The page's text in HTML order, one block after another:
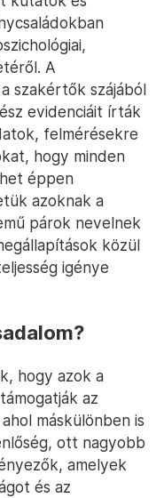
A
szakértők szájából
evidenciáit írták
felmérésekre
hogy minden
éppen
azoknak a
párok nevelnek
közül
igénye
hogy azok a
az
máskülönben is
ott nagyobb
amelyek
és az